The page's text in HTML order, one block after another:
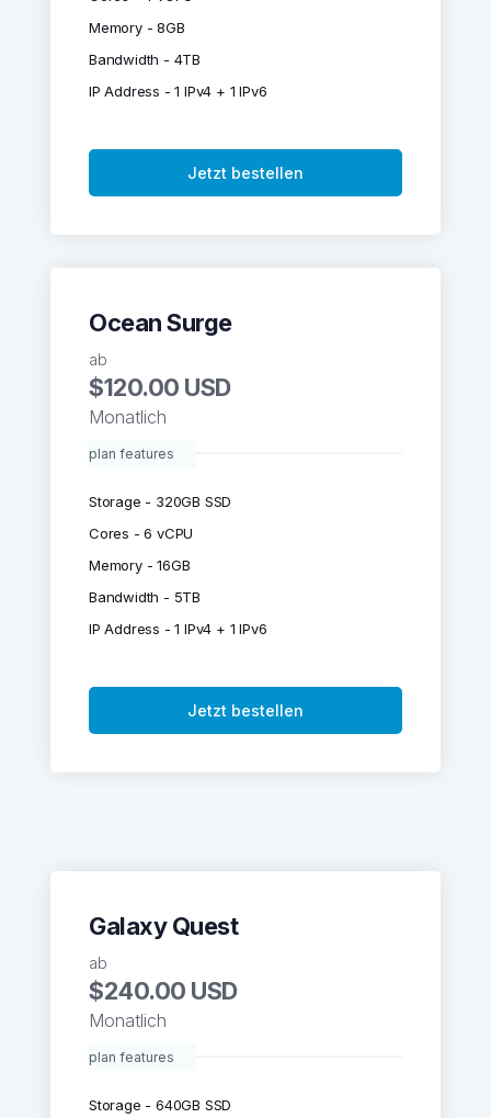
Memory - 8GB
Bandwidth - 4TB
IP Address - 1 IPv4 + 1 IPv6
Jetzt bestellen
Ocean Surge
ab
$120.00 USD
Monatlich
plan features
Storage - 320GB SSD
Cores - 6 vCPU
Memory - 16GB
Bandwidth - 5TB
IP Address - 1 IPv4 + 1 IPv6
Jetzt bestellen
Galaxy Quest
ab
$240.00 USD
Monatlich
plan features
Storage - 640GB SSD